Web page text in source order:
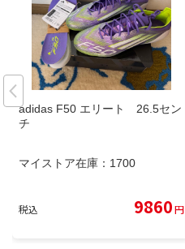
adidas F50 エリート 26.5セン
チ
マイストア在庫： 1700
税込 9860円